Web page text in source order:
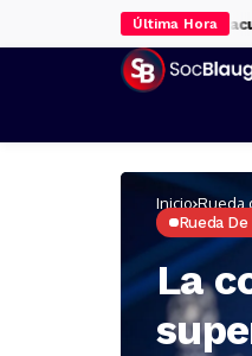
Última Hora
rumbo al Liverpool:
Inicio Rueda
Rueda De
La